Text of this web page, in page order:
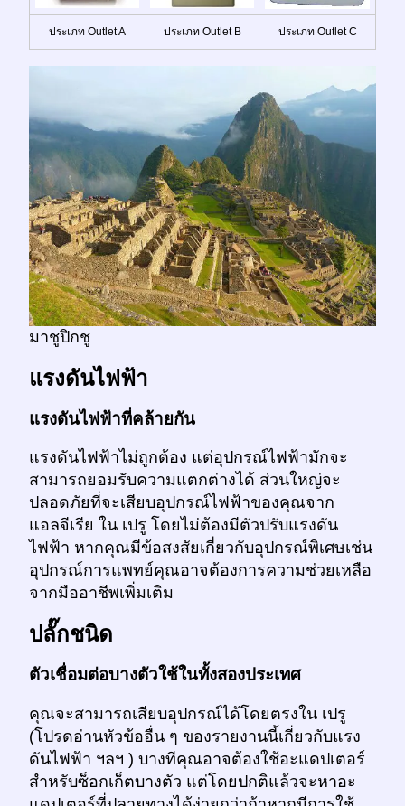
ประเภท Outlet A ประเภท Outlet B ประเภท Outlet C
มาชูปิกชู
แรงดันไฟฟ้า
แรงดันไฟฟ้าที่คล้ายกัน
แรงดันไฟฟ้าไม่ถูกต้อง แต่อุปกรณ์ไฟฟ้ามักจะ
สามารถยอมรับความแตกต่างได้ ส่วนใหญ่จะ
ปลอดภัยที่จะเสียบอุปกรณ์ไฟฟ้าของคุณจาก
แอลจีเรีย ใน เปรู โดยไม่ต้องมีตัวปรับแรงดัน
ไฟฟ้า หากคุณมีข้อสงสัยเกี่ยวกับอุปกรณ์พิเศษเช่น
อุปกรณ์การแพทย์คุณอาจต้องการความช่วยเหลือ
จากมืออาชีพเพิ่มเติม
ปลั๊กชนิด
ตัวเชื่อมต่อบางตัวใช้ในทั้งสองประเทศ
คุณจะสามารถเสียบอุปกรณ์ได้โดยตรงใน เปรู
(โปรดอ่านหัวข้ออื่น ๆ ของรายงานนี้เกี่ยวกับแรง
ดันไฟฟ้า ฯลฯ ) บางทีคุณอาจต้องใช้อะแดปเตอร์
สำหรับซ็อกเก็ตบางตัว แต่โดยปกติแล้วจะหาอะ